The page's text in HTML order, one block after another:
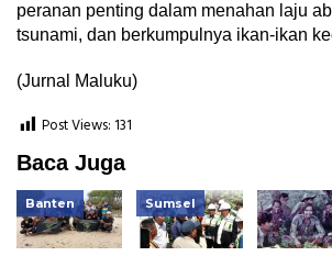
peranan penting dalam menahan laju
tsunami, dan berkumpulnya ikan-ikan
(Jurnal Maluku)
Post Views: 131
Baca Juga
Banten Sumsel